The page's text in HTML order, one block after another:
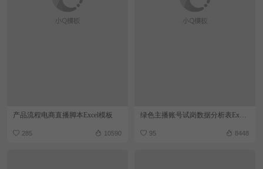
产品流程电商直播脚本Excel模板
285 10590
绿色主播账号试岗数据分析表Excel模板
95 8448